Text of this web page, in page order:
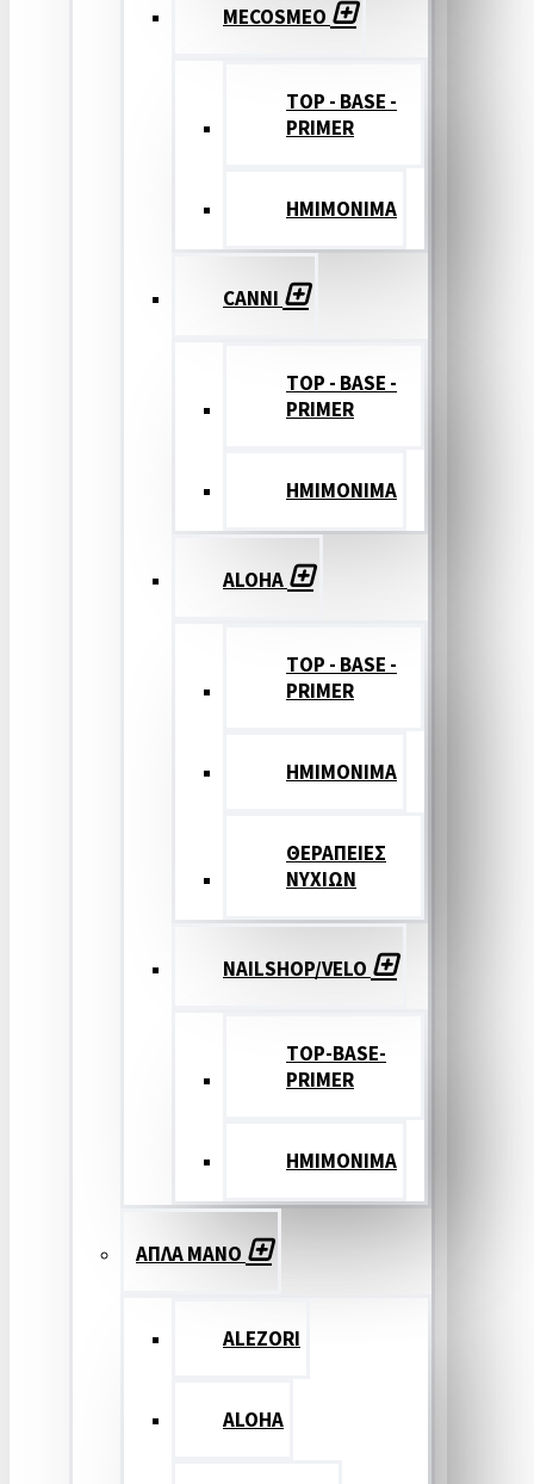
MECOSMEO
TOP - BASE -
PRIMER
ΗΜΙΜΟΝΙΜΑ
CANNI
TOP - BASE -
PRIMER
ΗΜΙΜΟΝΙΜΑ
ALOHA
TOP - BASE -
PRIMER
ΗΜΙΜΟΝΙΜΑ
ΘΕΡΑΠΕΙΕΣ
ΝΥΧΙΩΝ
NAILSHOP/VELO
TOP-BASE-
PRIMER
ΗΜΙΜΟΝΙΜΑ
ΑΠΛΑ ΜΑΝΟ
ALEZORI
ALOHA